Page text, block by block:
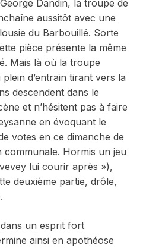
George Dandin, la troupe de
aussitôt avec une
du Barbouillé. Sorte
pièce présente la même
Mais là où la troupe
d’entrain tirant vers la
descendent dans le
et n’hésitent pas à faire
en évoquant le
votes en ce dimanche de
communale. Hormis un jeu
lui courir après »),
deuxième partie, drôle,
un esprit fort
ainsi en apothéose